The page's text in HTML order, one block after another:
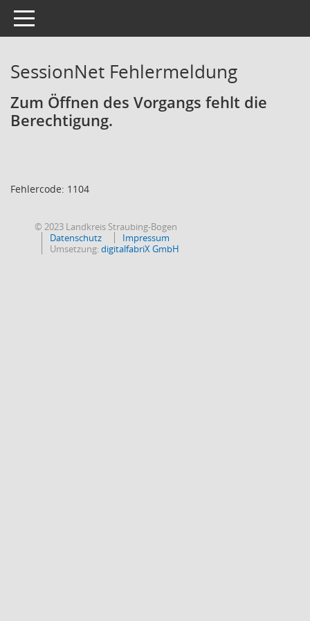
Toggle navigation
SessionNet Fehlermeldung
Zum Öffnen des Vorgangs fehlt die
Berechtigung.
Fehlercode: 1104
© 2023 Landkreis Straubing-Bogen
Datenschutz
Impressum
Umsetzung:digitalfabriX GmbH